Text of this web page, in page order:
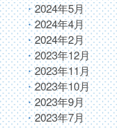
2024年5月
2024年4月
2024年2月
2023年12月
2023年11月
2023年10月
2023年9月
2023年7月